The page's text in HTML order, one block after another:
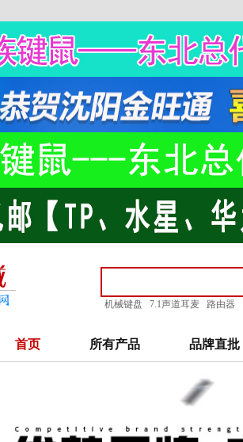
机械键盘 7.1声道耳麦 路由器
首页 所有产品 品牌直批